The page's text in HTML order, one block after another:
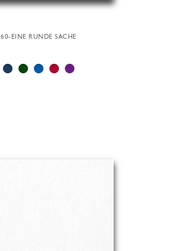
60-EINE RUNDE SACHE